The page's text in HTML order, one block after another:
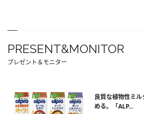
PRESENT&MONITOR
プレゼント＆モニター
良質な植物性ミ
める。「ALP...